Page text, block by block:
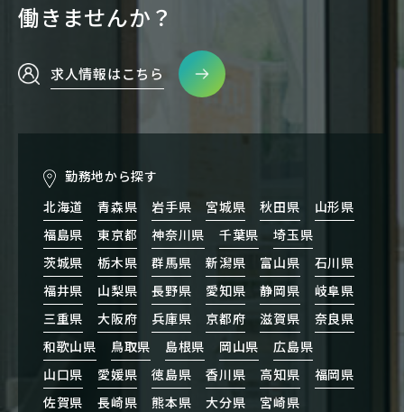
働きませんか？
求人情報はこちら
勤務地から探す
北海道
青森県 岩手県 宮城県 秋田県
山形県
福島県
東京都 神奈川県 千葉県
埼玉県
茨城県
栃木県 群馬県 新潟県 富山県
石川県
福井県
山梨県 長野県 愛知県 静岡県
岐阜県
三重県
大阪府 兵庫県 京都府 滋賀県
奈良県
和歌山県
鳥取県 島根県 岡山県
広島県
山口県
愛媛県 徳島県 香川県 高知県
福岡県
佐賀県
長崎県 熊本県 大分県
宮崎県